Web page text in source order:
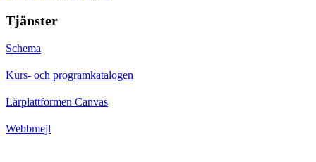
Tjänster
Schema
Kurs- och programkatalogen
Lärplattformen Canvas
Webbmejl